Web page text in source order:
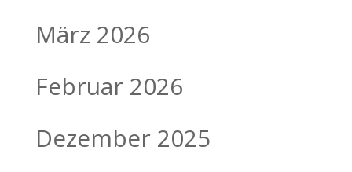
März 2026
Februar 2026
Dezember 2025